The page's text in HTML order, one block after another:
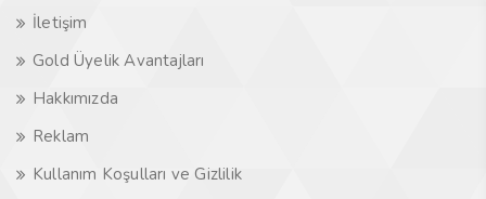
İletişim
Gold Üyelik Avantajları
Hakkımızda
Reklam
Kullanım Koşulları ve Gizlilik